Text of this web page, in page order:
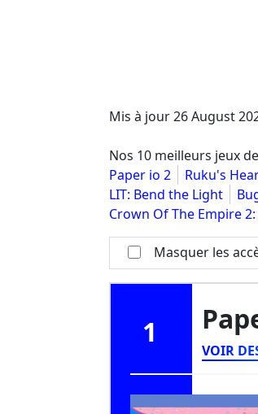
Mis à jour26 August
Nos 10 meilleurs jeux
Paper io 2
Ruku's
LIT: Bend the Light
Crown Of The Empire
Masquer les
1
VOIR